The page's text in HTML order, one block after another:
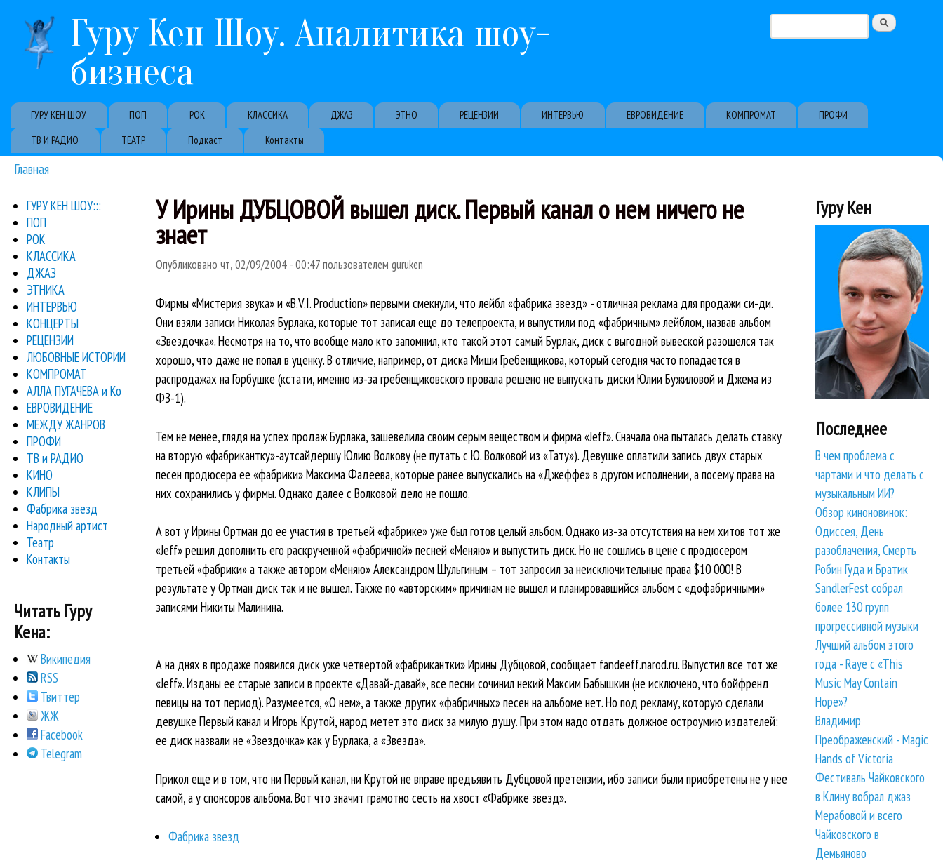
Гуру Кен Шоу. Аналитика шоу-
бизнеса
Форма поиска
Primary links
ГУРУ КЕН ШОУ ПОП РОК КЛАССИКА ДЖАЗ ЭТНО РЕЦЕНЗИИ ИНТЕРВЬЮ ЕВРОВИДЕНИЕ КОМПРОМАТ
ПРОФИ
ТВ И РАДИО
ТЕАТР Подкаст Контакты
Вы здесь
Главная
У Ирины ДУБЦОВОЙ вышел диск. Первый канал о нем ничего не
знает
Опубликовано чт, 02/09/2004 - 00:47пользователем guruken
Фирмы «Мистерия звука» и «B.V.I. Production» первыми смекнули, что лейбл «фабрика звезд» - отличная реклама для продажи си-ди.
Они взяли записи Николая Бурлака, которые тот записал еще до телепроекта, и выпустили под «фабричным» лейблом, назвав альбом
«Звездочка». Несмотря на то, что вообще мало кто запомнил, кто такой этот самый Бурлак, диск с выгодной вывеской разошелся так
хорошо, что даже не попал в уценку. В отличие, например, от диска Миши Гребенщикова, который сегодня часто попадается в
распродажах на Горбушке (кстати, именно из-за гребенщиковского провала решено не выпускать диски Юлии Бужиловой и Джема из
ФЗ-1).
Тем не менее, глядя на успех продаж Бурлака, зашевелила своим серым веществом и фирма «Jeff». Сначала она пыталась делать ставку
на вторую «фабрикантку»-аутсайдершу Юлию Волкову (не путать с Ю. Волковой из «Тату»). Девушке оплатили запись двух старых
песен продюсера ее «фабрики» Максима Фадеева, которые ранее выпускались на «Джеффе» в другом исполнении, а посему права на
них сохранились у фирмы. Однако далее с Волковой дело не пошло.
А вот у Ирины Ортман до ее участия в третьей «фабрике» уже был готов целый альбом. Однако из-за отсутствия на нем хитов тот же
«Jeff» решил дополнить его раскрученной «фабричной» песней «Меняю» и выпустить диск. Но не сошлись в цене с продюсером
третьей «фабрики» а также автором «Меняю» Александром Шульгиным – тот запросил за неисключительные права $10 000! В
результате у Ортман диск так и не вышел. Также по «авторским» причинам не вышел и планировавшийся альбом с «дофабричными»
записями Никиты Малинина.
А на днях в продаже появился диск уже четвертой «фабрикантки» Ирины Дубцовой, сообщает fandeeff.narod.ru. Выпустил все тот же
«Jeff». Изданы ее старые записи в проекте «Давай-давай», все песни сочинил некий Максим Бабышкин (не исключено, что бойфренд
певицы на тот период). Разумеется, «О нем», а также других «фабричных» песен на альбоме нет. Но под рекламу, которую сделали
девушке Первый канал и Игорь Крутой, народ метет это диск за милую душу. При этом надо отдать должное остроумию издателей:
ее диск назвали не «Звездочка» как у Бурлака, а «Звезда».
Прикол еще и в том, что ни Первый канал, ни Крутой не вправе предъявить Дубцовой претензии, ибо записи были приобретены не у нее
самой, а у спонсоров альбома. Вот что значит грамотно сесть на хвост «Фабрике звезд».
Фабрика звезд
ГУРУ КЕН ШОУ:::
ПОП
РОК
КЛАССИКА
ДЖАЗ
ЭТНИКА
ИНТЕРВЬЮ
КОНЦЕРТЫ
РЕЦЕНЗИИ
ЛЮБОВНЫЕ ИСТОРИИ
КОМПРОМАТ
АЛЛА ПУГАЧЕВА и Ко
ЕВРОВИДЕНИЕ
МЕЖДУ ЖАНРОВ
ПРОФИ
ТВ и РАДИО
КИНО
КЛИПЫ
Фабрика звезд
Народный артист
Театр
Контакты
Читать Гуру
Кена:
Википедия
RSS
Твиттер
ЖЖ
Facebook
Telegram
Гуру Кен
Последнее
В чем проблема с
чартами и что делать с
музыкальным ИИ?
Обзор киноновинок:
Одиссея, День
разоблачения, Смерть
Робин Гуда и Братик
SandlerFest собрал
более 130 групп
прогрессивной музыки
Лучший альбом этого
года - Raye с «This
Music May Contain
Hope»?
Владимир
Преображенский - Magic
Hands of Victoria
Фестиваль Чайковского
в Клину вобрал джаз
Мерабовой и всего
Чайковского в
Демьяново